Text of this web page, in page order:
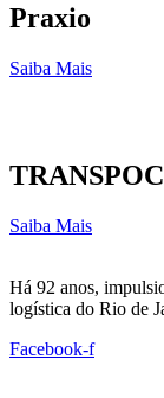
Praxio
Saiba Mais
Saiba Mais
Há 92 anos,
logística do Rio de
Facebook-f